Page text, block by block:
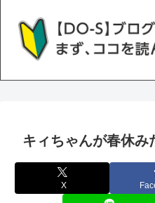
キィちゃんが春休み
X